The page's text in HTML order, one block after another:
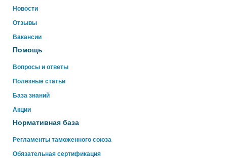
Новости
Отзывы
Вакансии
Помощь
Вопросы и ответы
Полезные статьи
База знаний
Акции
Нормативная база
Регламенты таможенного союза
Обязательная сертификация
WhatsApp